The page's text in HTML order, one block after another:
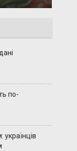
по-